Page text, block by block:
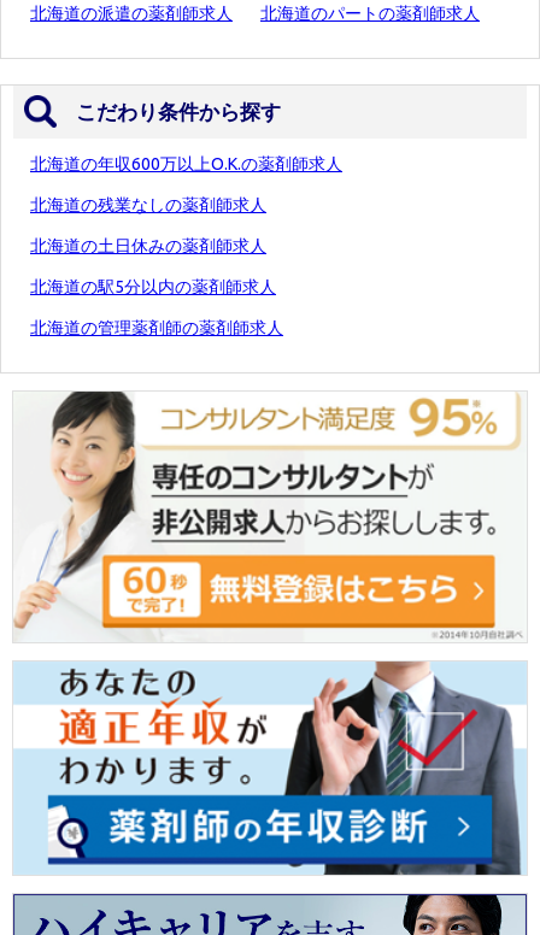
北海道の派遣の薬剤師求人 北海道のパートの薬剤師求人
こだわり条件から探す
北海道の年収600万以上O.K.の薬剤師求人
北海道の残業なしの薬剤師求人
北海道の土日休みの薬剤師求人
北海道の駅5分以内の薬剤師求人
北海道の管理薬剤師の薬剤師求人